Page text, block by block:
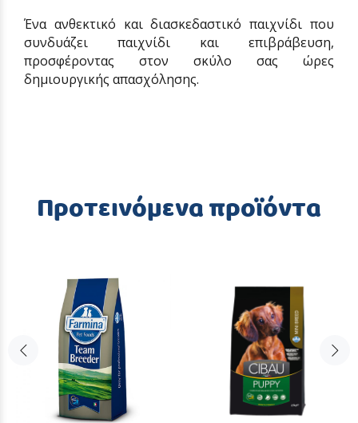
Ένα ανθεκτικό και διασκεδαστικό παιχνίδι που
συνδυάζει παιχνίδι και επιβράβευση,
προσφέροντας στον σκύλο σας ώρες
δημιουργικής απασχόλησης.
Προτεινόμενα προϊόντα